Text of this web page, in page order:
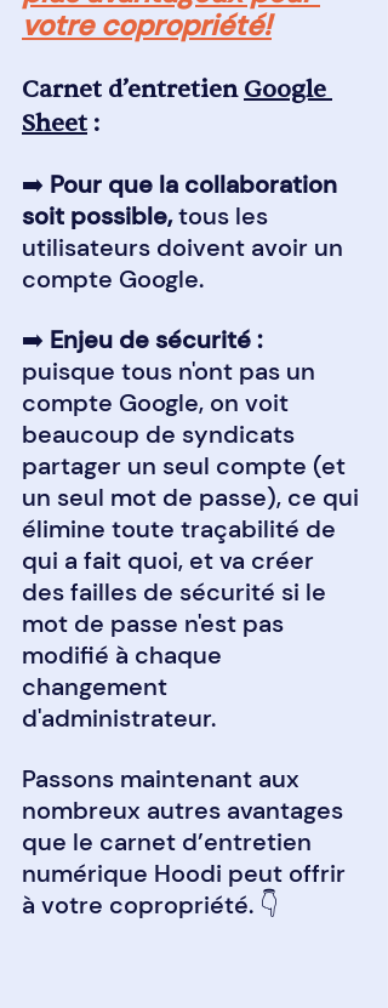
votre copropriété!
Carnet d’entretien Google
Sheet :
➡️ Pour que la collaboration
soit possible, tous les
utilisateurs doivent avoir un
compte Google.
➡️ Enjeu de sécurité :
puisque tous n'ont pas un
compte Google, on voit
beaucoup de syndicats
partager un seul compte (et
un seul mot de passe), ce qui
élimine toute traçabilité de
qui a fait quoi, et va créer
des failles de sécurité si le
mot de passe n'est pas
modifié à chaque
changement
d'administrateur.
Passons maintenant aux
nombreux autres avantages
que le carnet d’entretien
numérique Hoodi peut offrir
à votre copropriété. 👇